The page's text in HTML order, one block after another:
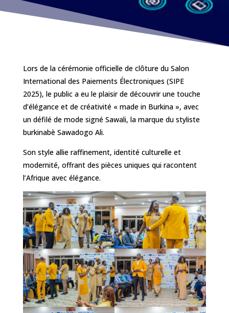
Lors de la cérémonie officielle de clôture du Salon
International des Paiements Électroniques (SIPE
2025), le public a eu le plaisir de découvrir une touche
d’élégance et de créativité « made in Burkina », avec
un défilé de mode signé Sawali, la marque du styliste
burkinabè Sawadogo Ali.
Son style allie raffinement, identité culturelle et
modernité, offrant des pièces uniques qui racontent
l’Afrique avec élégance.